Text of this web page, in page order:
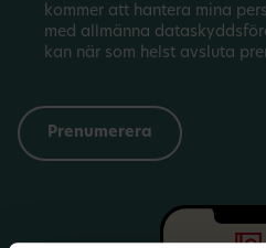
kommer att hantera mina
med allmänna
kan när som helst avsluta